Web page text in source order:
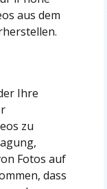
aus dem
Ihre
zu
Fotos auf
dass